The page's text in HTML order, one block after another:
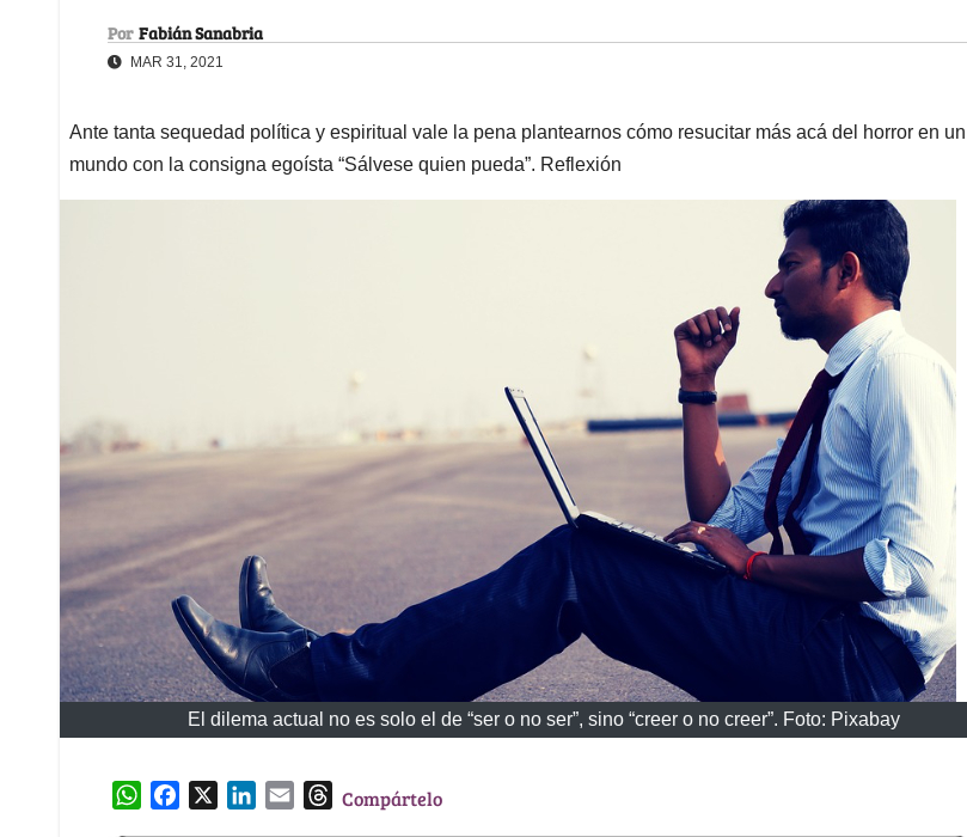
Por Fabián Sanabria
MAR 31, 2021
Ante tanta sequedad política y espiritual vale la pena plantearnos cómo resucitar más acá del horror en un
mundo con la consigna egoísta “Sálvese quien pueda”. Reflexión
El dilema actual no es solo el de “ser o no ser”, sino “creer o no creer”. Foto: Pixabay
W
TCompártelo